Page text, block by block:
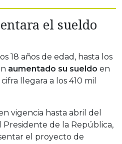
el sueldo
18 años de edad, hasta los
aumentado su sueldo en
llegara a los 410 mil
vigencia hasta abril del
Presidente de la República,
el proyecto de